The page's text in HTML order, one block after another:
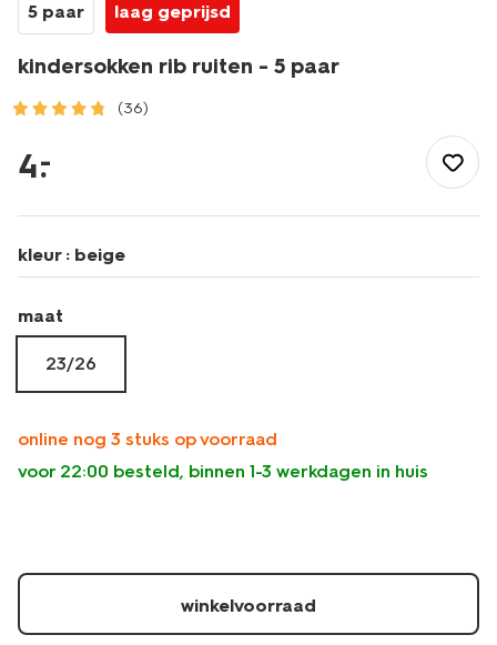
5 paar laag geprijsd
kindersokken rib ruiten - 5 paar
(36)
rib-
ruiten-
-5-
paar-
4311111.html
4.
–
kleur : beige
maat
23/26
online nog 3 stuks op voorraad
voor 22:00 besteld, binnen 1-3 werkdagen in huis
winkelvoorraad